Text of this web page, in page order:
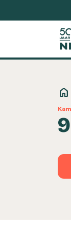
Spring naar de
home